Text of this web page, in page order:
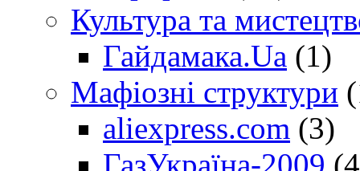
Культура та
Гайдамака.Ua (1)
Мафіозні структури
aliexpress.com (3)
ГазУкраїна-2009